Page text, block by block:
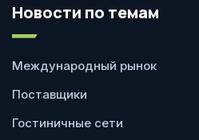
Новости по темам
Международный рынок
Поставщики
Гостиничные сети